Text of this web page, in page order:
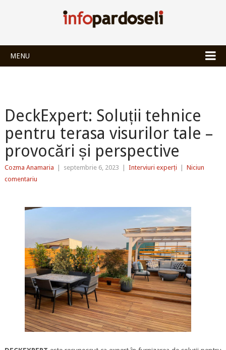
MENU
DeckExpert: Soluții tehnice
pentru terasa visurilor tale –
provocări și perspective
Cozma Anamaria septembrie 6, 2023 Interviuri experți
Niciun
comentariu